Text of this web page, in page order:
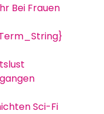
Bei Frauen
Sci-Fi